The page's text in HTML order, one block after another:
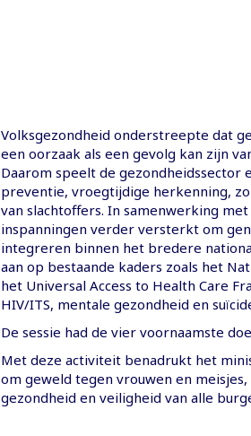
Volksgezondheid onderstreepte dat
een oorzaak als een gevolg kan zijn
Daarom speelt de gezondheidssector
preventie, vroegtijdige herkenning,
van slachtoffers. In samenwerking met
inspanningen verder versterkt om
integreren binnen het bredere
aan op bestaande kaders zoals het
het Universal Access to Health Care
HIV/ITS, mentale gezondheid en
De sessie had de vier voornaamste
Met deze activiteit benadrukt het
om geweld tegen vrouwen en
gezondheid en veiligheid van alle